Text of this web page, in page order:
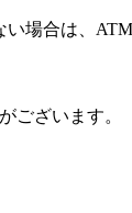
場合は、
ございます。